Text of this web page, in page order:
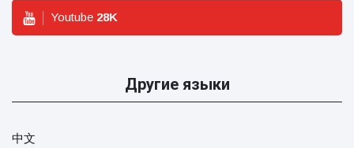
Youtube 28K
Другие языки
中文